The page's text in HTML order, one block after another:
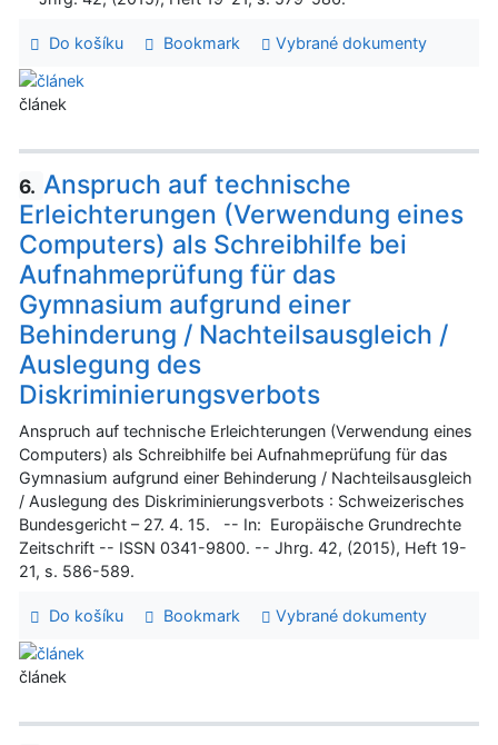
Do košíku Bookmark Vybrané dokumenty
článek
6. Anspruch auf technische
Erleichterungen (Verwendung eines
Computers) als Schreibhilfe bei
Aufnahmeprüfung für das
Gymnasium aufgrund einer
Behinderung / Nachteilsausgleich /
Auslegung des
Diskriminierungsverbots
Anspruch auf technische Erleichterungen (Verwendung eines
Computers) als Schreibhilfe bei Aufnahmeprüfung für das
Gymnasium aufgrund einer Behinderung / Nachteilsausgleich
/ Auslegung des Diskriminierungsverbots : Schweizerisches
Bundesgericht – 27. 4. 15. -- In: Europäische Grundrechte
Zeitschrift -- ISSN 0341-9800. -- Jhrg. 42, (2015), Heft 19-
21, s. 586-589.
Do košíku Bookmark Vybrané dokumenty
článek